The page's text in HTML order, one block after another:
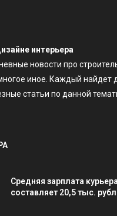
интерьера
новости про
иное. Каждый найдет
статьи по данной
Средняя зарплата
составляет 20,5 тыс.